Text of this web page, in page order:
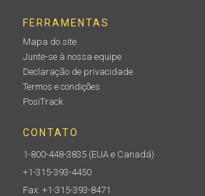
FERRAMENTAS
Mapa do site
Junte-se à nossa equipe
Declaração de privacidade
Termos e condições
PosiTrack
CONTATO
1-800-448-3835 (EUA e Canadá)
+1-315-393-4450
Fax: +1-315-393-8471